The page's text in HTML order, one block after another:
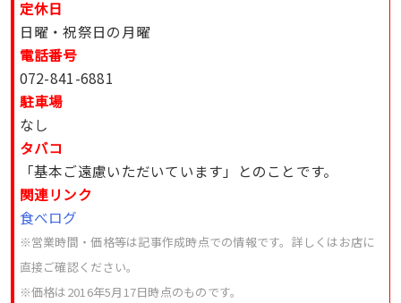
定休日
日曜・祝祭日の月曜
電話番号
072-841-6881
駐車場
なし
タバコ
「基本ご遠慮いただいています」とのことです。
関連リンク
食べログ
※営業時間・価格等は記事作成時点での情報です。詳しくはお店に
直接ご確認ください。
※価格は2016年5月17日時点のものです。